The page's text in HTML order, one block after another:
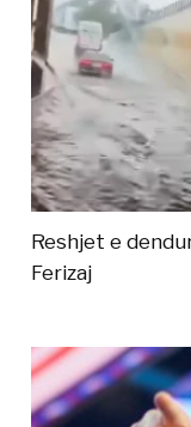
Reshjet e
Ferizaj